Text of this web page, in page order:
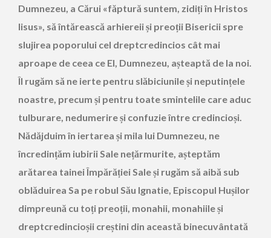
Dumnezeu, a Cărui «făptură suntem, zidiți în Hristos
Iisus», să întărească arhiereii și preoții Bisericii spre
slujirea poporului cel dreptcredincios cât mai
aproape de ceea ce El, Dumnezeu, așteaptă de la noi.
Îl rugăm să ne ierte pentru slăbiciunile și neputințele
noastre, precum și pentru toate smintelile care aduc
tulburare, nedumerire și confuzie între credincioși.
Nădăjduim în iertarea și mila lui Dumnezeu, ne
încredințăm iubirii Sale nețărmurite, așteptăm
arătarea tainei Împărăției Sale și rugăm să aibă sub
oblăduirea Sa pe robul Său Ignatie, Episcopul Hușilor
dimpreună cu toți preoții, monahii, monahiile și
dreptcredincioșii creștini din această binecuvântată